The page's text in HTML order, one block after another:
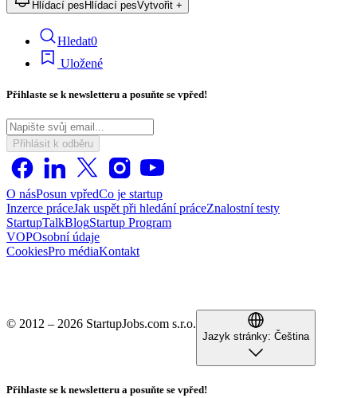
Hlídací pesHlídací pesVytvořit +
Hledat0
Uložené
Přihlaste se k newsletteru a posuňte se vpřed!
Přihlásit k odběru
O násPosun vpředCo je startup
Inzerce práceJak uspět při hledání práceZnalostní testy
StartupTalkBlogStartup Program
VOPOsobní údaje
CookiesPro médiaKontakt
© 2012 – 2026 StartupJobs.com s.r.o.
Jazyk stránky: Čeština
Přihlaste se k newsletteru a posuňte se vpřed!